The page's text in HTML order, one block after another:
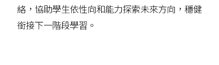
絡，協助學生依性向和能力探索未來方向，穩健
銜接下一階段學習。